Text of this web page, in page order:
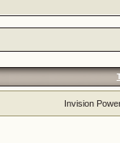
Invision